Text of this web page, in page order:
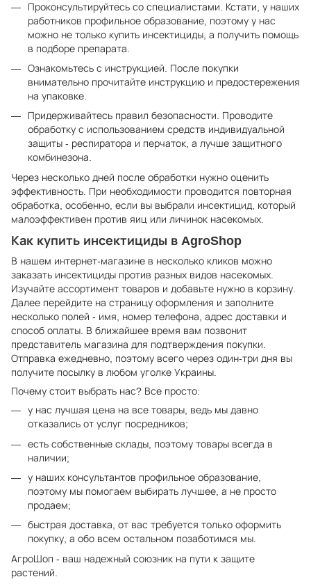
Проконсультируйтесь со специалистами. Кстати, у наших
работников профильное образование, поэтому у нас
можно не только купить инсектициды, а получить помощь
в подборе препарата.
Ознакомьтесь с инструкцией. После покупки
внимательно прочитайте инструкцию и предостережения
на упаковке.
Придерживайтесь правил безопасности. Проводите
обработку с использованием средств индивидуальной
защиты - респиратора и перчаток, а лучше защитного
комбинезона.
Через несколько дней после обработки нужно оценить
эффективность. При необходимости проводится повторная
обработка, особенно, если вы выбрали инсектицид, который
малоэффективен против яиц или личинок насекомых.
Как купить инсектициды в AgroShop
В нашем интернет-магазине в несколько кликов можно
заказать инсектициды против разных видов насекомых.
Изучайте ассортимент товаров и добавьте нужно в корзину.
Далее перейдите на страницу оформления и заполните
несколько полей - имя, номер телефона, адрес доставки и
способ оплаты. В ближайшее время вам позвонит
представитель магазина для подтверждения покупки.
Отправка ежедневно, поэтому всего через один-три дня вы
получите посылку в любом уголке Украины.
Почему стоит выбрать нас? Все просто:
у нас лучшая цена на все товары, ведь мы давно
отказались от услуг посредников;
есть собственные склады, поэтому товары всегда в
наличии;
у наших консультантов профильное образование,
поэтому мы помогаем выбирать лучшее, а не просто
продаем;
быстрая доставка, от вас требуется только оформить
покупку, а обо всем остальном позаботимся мы.
АгроШоп - ваш надежный союзник на пути к защите
растений.